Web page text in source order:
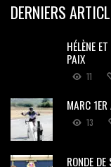
DERNIERS
HÉLÈNE
PAIX
11
MARC
13
RONDE